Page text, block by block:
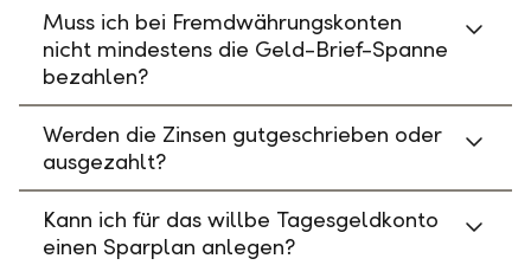
Muss ich bei Fremdwährungskonten
nicht mindestens die Geld-Brief-Spanne
bezahlen?
Werden die Zinsen gutgeschrieben oder
ausgezahlt?
Kann ich für das willbe Tagesgeldkonto
einen Sparplan anlegen?